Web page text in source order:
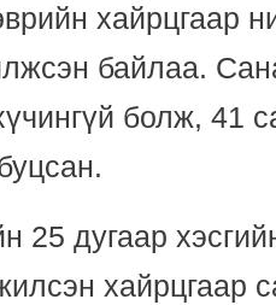
хайрцгаар
байлаа.
болж, 41
25 дугаар
хайрцгаар